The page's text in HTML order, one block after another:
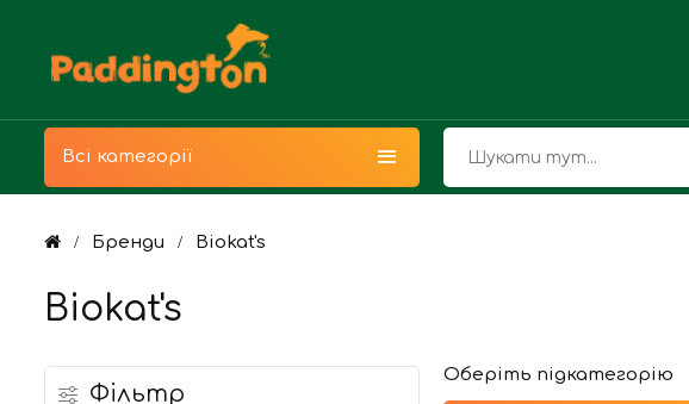
Всі категорії
Бренди Biokat's
Biokat's
Фільтр
Оберіть підкатегорію